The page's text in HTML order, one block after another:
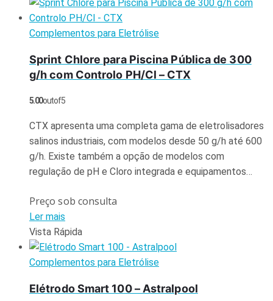
Complementos para Eletrólise
Sprint Chlore para Piscina Pública de 300
g/h com Controlo PH/Cl – CTX
5.00out of 5
CTX apresenta uma completa gama de eletrolisadores
salinos industriais, com modelos desde 50 g/h até 600
g/h. Existe também a opção de modelos com
regulação de pH e Cloro integrada e equipamentos…
Preço sob consulta
Ler mais
Vista Rápida
Complementos para Eletrólise
Elétrodo Smart 100 – Astralpool